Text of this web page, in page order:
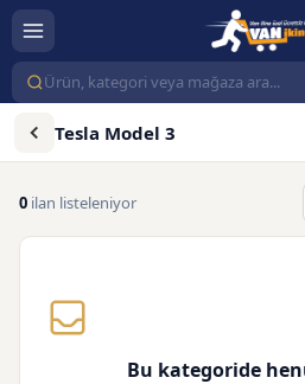
Tesla Model 3
0 ilan listeleniyor
Bu kategoride